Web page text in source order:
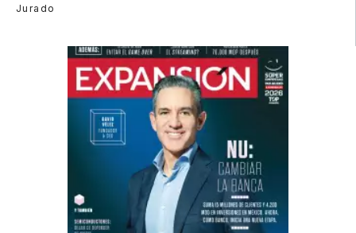
Jurado